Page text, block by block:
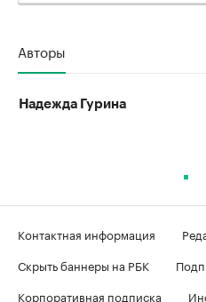
Авторы
Надежда Гурина
Контактная информация
Скрыть баннеры на РБК
Корпоративная подписка